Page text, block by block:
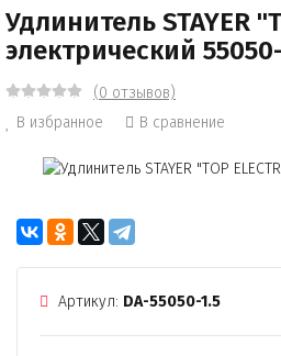
Удлинитель STAYER
электрический
(0 отзывов)
В избранное
В сравнение
Артикул: DA-55050-1.5